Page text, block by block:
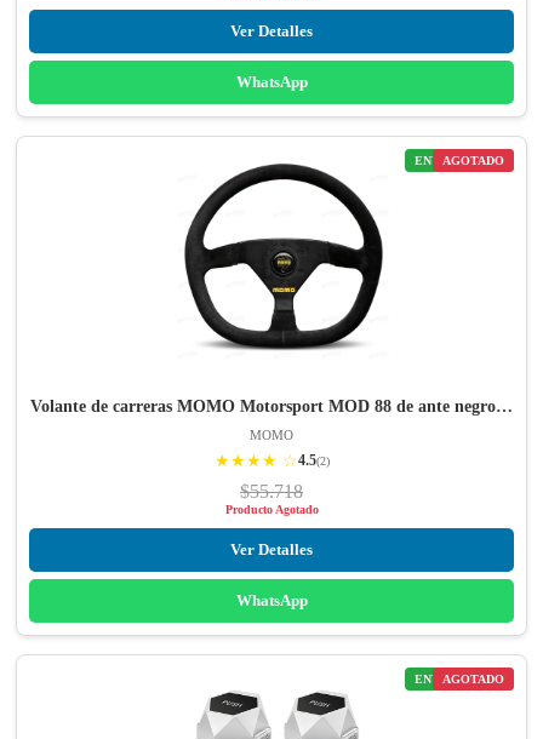
Ver Detalles
WhatsApp
ENVÍO GRATIS
AGOTADO
Volante de carreras MOMO Motorsport MOD 88 de ante negro…
MOMO
★★★★ ☆4.5(2)
$55.718
Producto Agotado
Ver Detalles
WhatsApp
ENVÍO GRATIS
AGOTADO